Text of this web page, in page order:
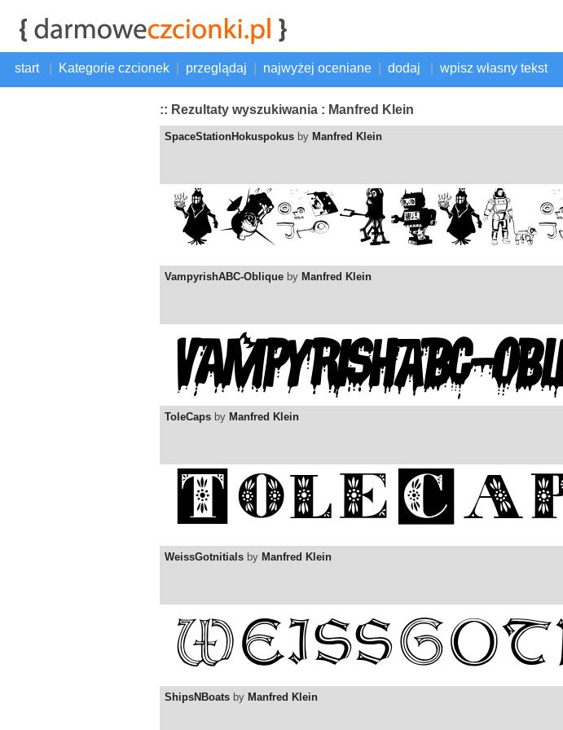
start Kategorie czcionek przeglądaj najwyżej oceniane dodaj wpisz własny tekst
:: Rezultaty wyszukiwania : Manfred Klein
SpaceStationHokuspokus by Manfred Klein
VampyrishABC-Oblique by Manfred Klein
ToleCaps by Manfred Klein
WeissGotnitials by Manfred Klein
ShipsNBoats by Manfred Klein